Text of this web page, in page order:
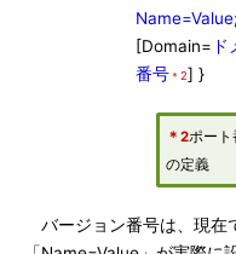
Name=Value
[Domain=
番号＊2] }
＊2ポート
の定義
バージョン番号は、現在